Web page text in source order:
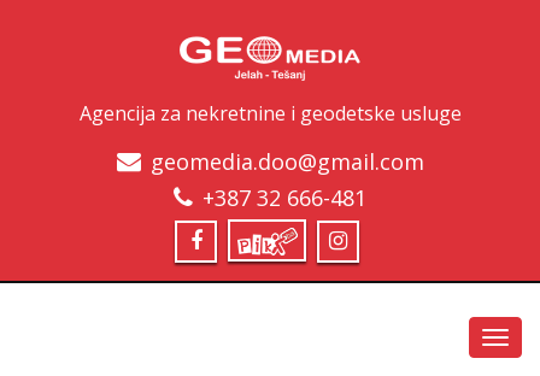
Agencija za nekretnine i geodetske usluge
geomedia.doo@gmail.com
+387 32 666-481